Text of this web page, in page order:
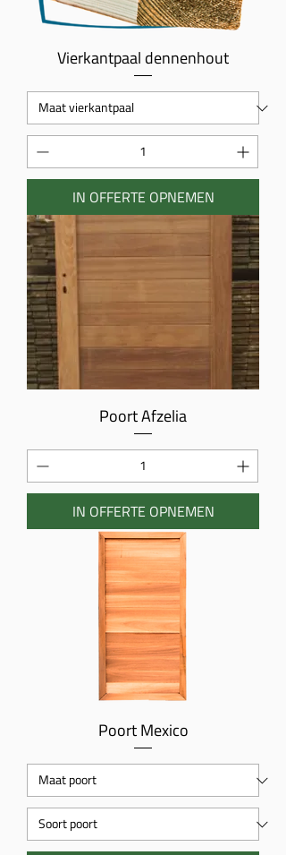
Vierkantpaal dennenhout
IN OFFERTE OPNEMEN
Poort Afzelia
IN OFFERTE OPNEMEN
Poort Mexico